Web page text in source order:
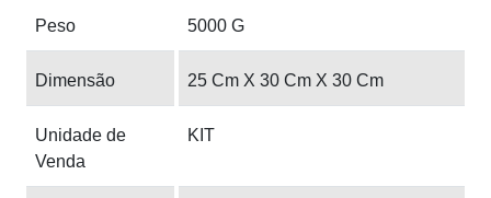
Peso 5000 G
Dimensão 25 Cm X 30 Cm X 30 Cm
Unidade de
Venda
KIT